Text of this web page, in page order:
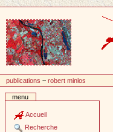
contenu
publications ~robert minlos
menu
Accueil
Recherche